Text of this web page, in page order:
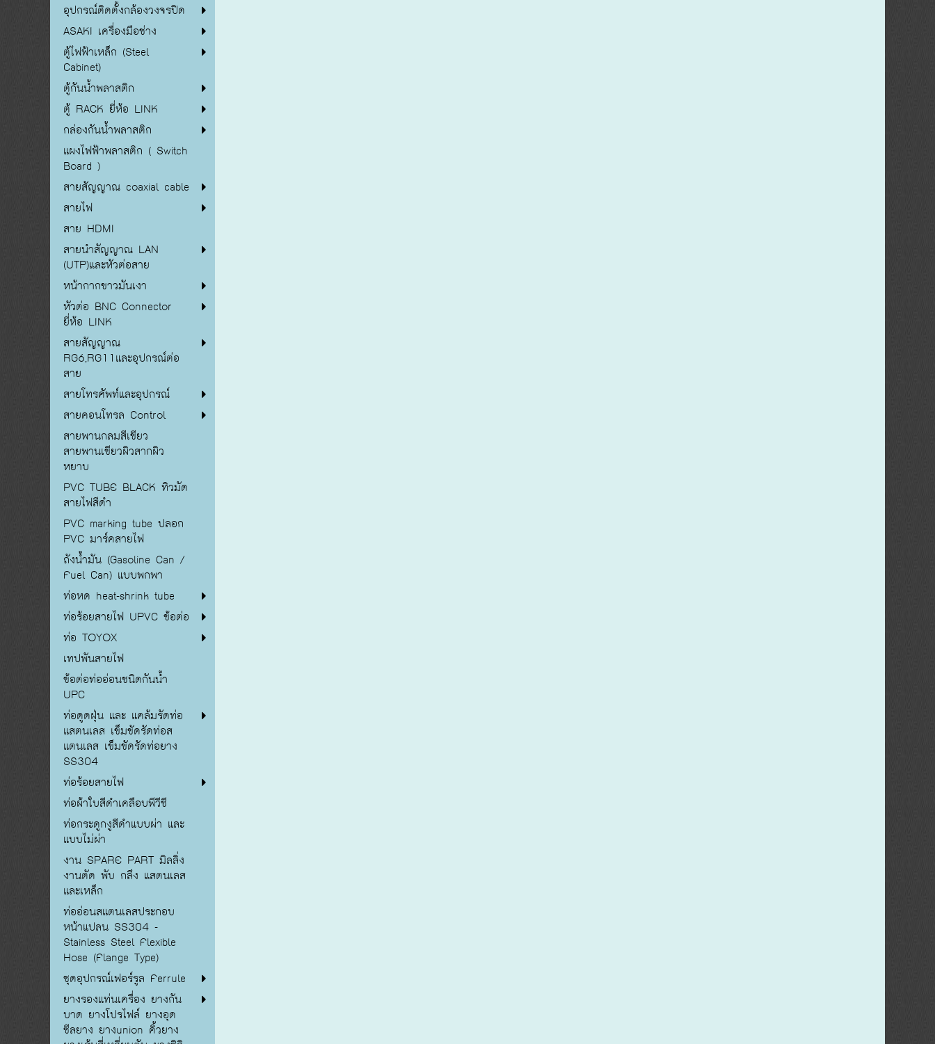
อุปกรณ์ติดตั้งกล้องวงจรปิด
ASAKI เครื่องมือช่าง
ตู้ไฟฟ้าเหล็ก (Steel
Cabinet)
ตู้กันน้ำพลาสติก
ตู้ RACK ยี่ห้อ LINK
กล่องกันน้ำพลาสติก
แผงไฟฟ้าพลาสติก ( Switch
Board )
สายสัญญาณ coaxial cable
สายไฟ
สาย HDMI
สายนำสัญญาณ LAN
(UTP)และหัวต่อสาย
หน้ากากขาวมันเงา
หัวต่อ BNC Connector
ยี่ห้อ LINK
สายสัญญาณ
RG6,RG11และอุปกรณ์ต่อ
สาย
สายโทรศัพท์และอุปกรณ์
สายคอนโทรล Control
สายพานกลมสีเขียว
สายพานเขียวผิวสากผิว
หยาบ
PVC TUBE BLACK ทิวมัด
สายไฟสีดำ
PVC marking tube ปลอก
PVC มาร์คสายไฟ
ถังน้ำมัน (Gasoline Can /
Fuel Can) แบบพกพา
ท่อหด heat-shrink tube
ท่อร้อยสายไฟ UPVC ข้อต่อ
ท่อ TOYOX
เทปพันสายไฟ
ข้อต่อท่ออ่อนชนิดกันน้ำ
UPC
ท่อดูดฝุ่น และ แคล้มรัดท่อ
แสตนเลส เข็มขัดรัดท่อส
แตนเลส เข็มขัดรัดท่อยาง
SS304
ท่อร้อยสายไฟ
ท่อผ้าใบสีดำเคลือบพีวีซี
ท่อกระดูกงูสีดำแบบผ่า และ
แบบไม่ผ่า
งาน SPARE PART มิลลิ่ง
งานตัด พับ กลึง แสตนเลส
และเหล็ก
ท่ออ่อนสแตนเลสประกอบ
หน้าแปลน SS304 -
Stainless Steel Flexible
Hose (Flange Type)
ชุดอุปกรณ์เฟอร์รูล Ferrule
ยางรองแท่นเครื่อง ยางกัน
บาด ยางโปรไฟล์ ยางอุด
ซีลยาง ยางunion คิ้วยาง